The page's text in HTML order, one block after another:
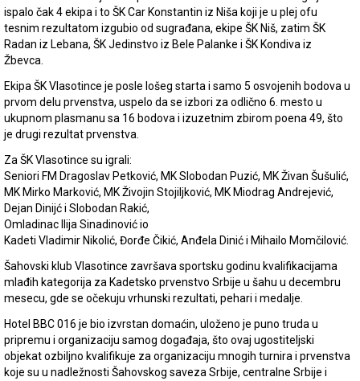
ispalo čak 4 ekipa i to ŠK Car Konstantin iz Niša koji je u plej ofu
tesnim rezultatom izgubio od sugrađana, ekipe ŠK Niš, zatim ŠK
Radan iz Lebana, ŠK Jedinstvo iz Bele Palanke i ŠK Kondiva iz
Žbevca.
Ekipa ŠK Vlasotince je posle lošeg starta i samo 5 osvojenih bodova u
prvom delu prvenstva, uspelo da se izbori za odlično 6. mesto u
ukupnom plasmanu sa 16 bodova i izuzetnim zbirom poena 49, što
je drugi rezultat prvenstva.
Za ŠK Vlasotince su igrali:
Seniori FM Dragoslav Petković, MK Slobodan Puzić, MK Živan Šušulić,
MK Mirko Marković, MK Živojin Stojiljković, MK Miodrag Andrejević,
Dejan Dinijć i Slobodan Rakić,
Omladinac Ilija Sinadinović io
Kadeti Vladimir Nikolić, Đorđe Čikić, Anđela Dinić i Mihailo Momčilović.
Šahovski klub Vlasotince završava sportsku godinu kvalifikacijama
mlađih kategorija za Kadetsko prvenstvo Srbije u šahu u decembru
mesecu, gde se očekuju vrhunski rezultati, pehari i medalje.
Hotel BBC 016 je bio izvrstan domaćin, uloženo je puno truda u
pripremu i organizaciju samog događaja, što ovaj ugostiteljski
objekat ozbiljno kvalifikuje za organizaciju mnogih turnira i prvenstva
koje su u nadležnosti Šahovskog saveza Srbije, centralne Srbije i